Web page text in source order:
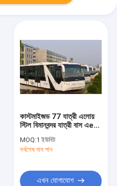
কাস্টমাইজড 77 যাত্রী এলোয়
স্টিল বিমানবন্দর যাত্রী বাস এero
MOQ:1 ইউনিট
সর্বশেষ দাম পান
এখন যোগাযোগ